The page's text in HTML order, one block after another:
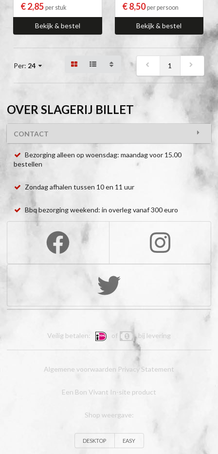
€ 2,85 per stuk
Bekijk & bestel
€ 8,50per persoon
Bekijk & bestel
Per: 24 1
OVER SLAGERIJ BILLET
CONTACT
Bezorging alleen op woensdag: maandag voor 15.00
bestellen
Zondag afhalen tussen 10 en 11 uur
Bbq bezorging weekend: in overleg vanaf 300 euro
Veilig betalen: of bij levering
Algemene voorwaarden Privacy Statement
Een Bon Vivant In-site product
Shop weergave:
DESKTOP EASY